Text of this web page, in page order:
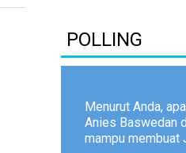
POLLING
Menurut Anda,
Anies Baswedan
mampu membuat